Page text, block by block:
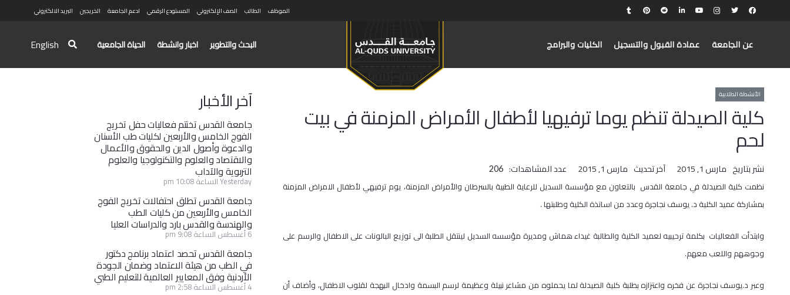
الموظف الطالب الصف الإلكتروني المستودع الرقمي ادعم الجامعة الخريجين البريد الالكتروني
عن الجامعة عمادة القبول والتسجيل الكليات والبرامج البحث والتطوير اخبار وانشطة الحياة الجامعية English
الأنشطة الطلابية
كلية الصيدلة تنظم يوما ترفيهيا لأطفال الأمراض المزمنة في بيت
لحم
نشر بتاريخ مارس 1, 2015 آخر تحديث مارس 1, 2015 عدد المشاهدات: 206
​نظمت كلية الصيدلة في جامعة القدس بالتعاون مع مؤسسة السديل للرعاية الطبية بالسرطان والأمراض المزمنة، يوم ترفيهي لأطفال الامراض المزمنة
بمشاركة عميد الكلية د. يوسف نجاجرة وعدد من اساتذة الكلية وطلبتها .
وابتدأت الفعاليات بكلمة ترحيبيه لعميد الكلية والطالبة غيداء هماش ومديرة مؤسسه السديل لينتقل الطلبة الى توزيع البالونات على الاطفال والرسم على
وجوههم واللعب معهم.
وعبر د.يوسف نجاجرة عن فخره واعتزازه بطلبة كلية الصيدلة لما يحملوه من مشاعر نبيلة وعظيمة لرسم البسمة وادخال البهجة لقلوب الاطفال، وأضاف أن
آخر الأخبار
جامعة القدس تختتم فعاليات حفل تخريج
الفوج الخامس والأربعين لكليات طب الأسنان
والدعوة وأصول الدين والحقوق والأعمال
والاقتصاد والعلوم والتكنولوجيا والعلوم
التربوية والآداب
Yesterday الساعة 10:08 pm
جامعة القدس تطلق احتفالات تخريج الفوج
الخامس والأربعين من كليات الطب
والهندسة والقدس بارد والدراسات العليا
6 أغسطس الساعة 9:08 pm
جامعة القدس تحصد اعتماد برنامج دكتور
في الطب من هيئة الاعتماد وضمان الجودة
الأردنية وفق المعايير العالمية للتعليم الطبي
4 أغسطس الساعة 2:58 pm